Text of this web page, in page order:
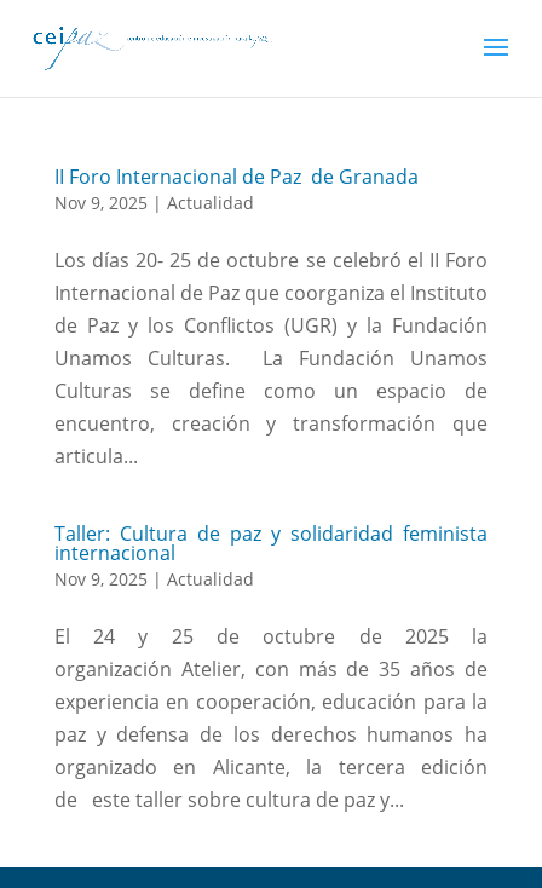
II Foro Internacional de Paz de Granada
Nov 9, 2025 | Actualidad
Los días 20- 25 de octubre se celebró el II Foro
Internacional de Paz que coorganiza el Instituto
de Paz y los Conflictos (UGR) y la Fundación
Unamos Culturas. La Fundación Unamos
Culturas se define como un espacio de
encuentro, creación y transformación que
articula...
Taller: Cultura de paz y solidaridad feminista
internacional
Nov 9, 2025 | Actualidad
El 24 y 25 de octubre de 2025 la
organización Atelier, con más de 35 años de
experiencia en cooperación, educación para la
paz y defensa de los derechos humanos ha
organizado en Alicante, la tercera edición
de este taller sobre cultura de paz y...